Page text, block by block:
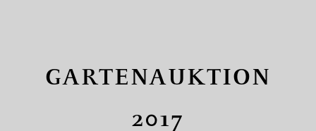
GARTENAUKTION
2017